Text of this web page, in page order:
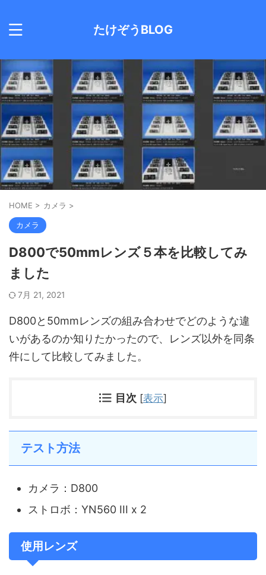
たけぞうBLOG
HOME > カメラ >
カメラ
D800で50mmレンズ５本を比較してみ
ました
7月 21, 2021
D800と50mmレンズの組み合わせでどのような違
いがあるのか知りたかったので、レンズ以外を同条
件にして比較してみました。
目次 [表示]
テスト方法
カメラ：D800
ストロボ：YN560 III x 2
使用レンズ